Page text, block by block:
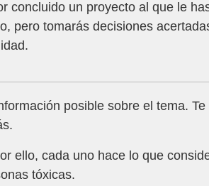
concluido un proyecto al que le
pero tomarás decisiones
posible sobre el tema.
ello, cada uno hace lo que
tóxicas.